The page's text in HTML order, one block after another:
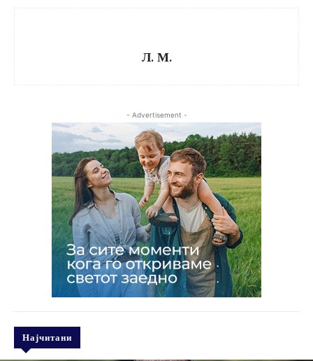
Л. М.
- Advertisement -
Најчитани